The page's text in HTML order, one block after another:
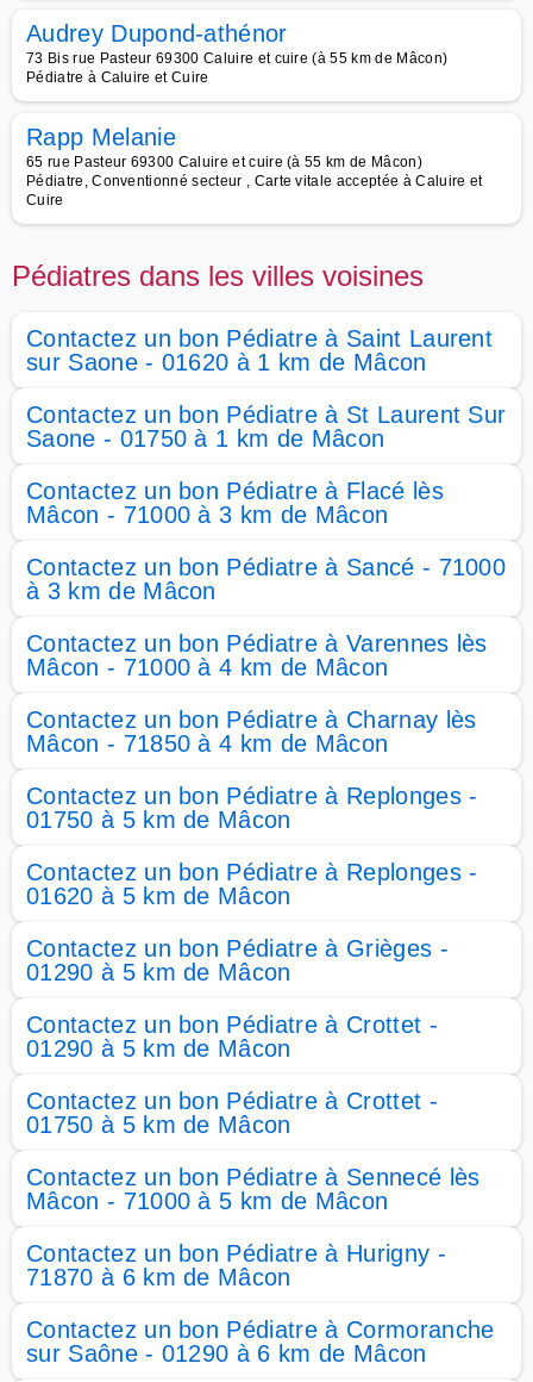
Audrey Dupond-athénor
73 Bis rue Pasteur 69300 Caluire et cuire (à 55 km de Mâcon)
Pédiatre à Caluire et Cuire
Rapp Melanie
65 rue Pasteur 69300 Caluire et cuire (à 55 km de Mâcon)
Pédiatre, Conventionné secteur , Carte vitale acceptée à Caluire et
Cuire
Pédiatres dans les villes voisines
Contactez un bon Pédiatre à Saint Laurent
sur Saone - 01620 à 1 km de Mâcon
Contactez un bon Pédiatre à St Laurent Sur
Saone - 01750 à 1 km de Mâcon
Contactez un bon Pédiatre à Flacé lès
Mâcon - 71000 à 3 km de Mâcon
Contactez un bon Pédiatre à Sancé - 71000
à 3 km de Mâcon
Contactez un bon Pédiatre à Varennes lès
Mâcon - 71000 à 4 km de Mâcon
Contactez un bon Pédiatre à Charnay lès
Mâcon - 71850 à 4 km de Mâcon
Contactez un bon Pédiatre à Replonges -
01750 à 5 km de Mâcon
Contactez un bon Pédiatre à Replonges -
01620 à 5 km de Mâcon
Contactez un bon Pédiatre à Grièges -
01290 à 5 km de Mâcon
Contactez un bon Pédiatre à Crottet -
01290 à 5 km de Mâcon
Contactez un bon Pédiatre à Crottet -
01750 à 5 km de Mâcon
Contactez un bon Pédiatre à Sennecé lès
Mâcon - 71000 à 5 km de Mâcon
Contactez un bon Pédiatre à Hurigny -
71870 à 6 km de Mâcon
Contactez un bon Pédiatre à Cormoranche
sur Saône - 01290 à 6 km de Mâcon